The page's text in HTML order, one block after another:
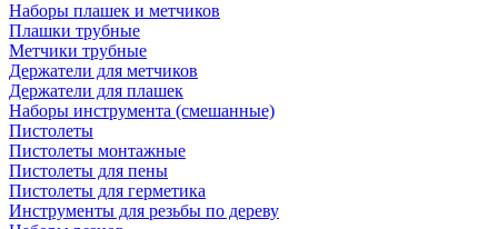
Наборы плашек и метчиков
Плашки трубные
Метчики трубные
Держатели для метчиков
Держатели для плашек
Наборы инструмента (смешанные)
Пистолеты
Пистолеты монтажные
Пистолеты для пены
Пистолеты для герметика
Инструменты для резьбы по дереву